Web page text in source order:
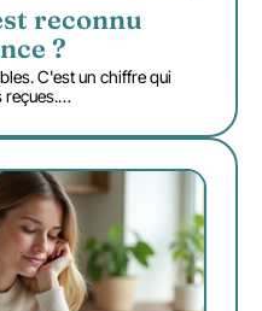
reconnu
?
C'est un chiffre qui
reçues.…